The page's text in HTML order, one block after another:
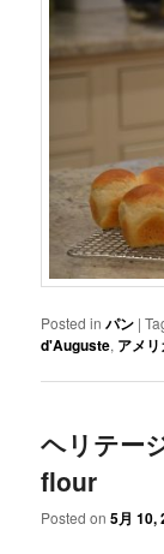
Posted in パン |
d'Auguste, アメ
ヘリテー
flour
Posted on5月 10,